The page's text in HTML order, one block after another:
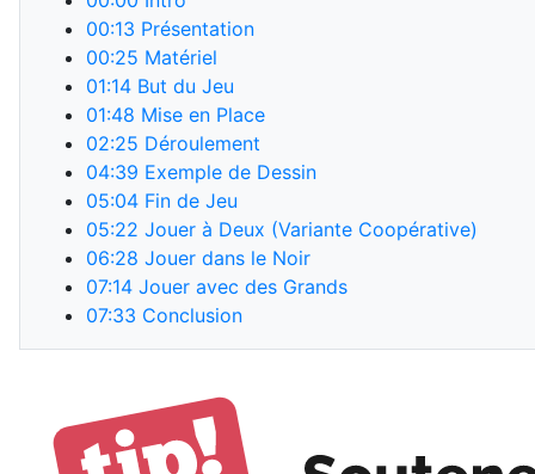
00:13 Présentation
00:25 Matériel
01:14 But du Jeu
01:48 Mise en Place
02:25 Déroulement
04:39 Exemple de Dessin
05:04 Fin de Jeu
05:22 Jouer à Deux (Variante Coopérative)
06:28 Jouer dans le Noir
07:14 Jouer avec des Grands
07:33 Conclusion